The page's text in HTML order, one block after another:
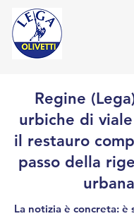
Regine
urbiche di
il restauro
passo della
La notizia è concreta: è